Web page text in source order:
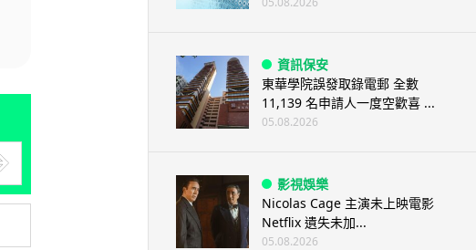
資訊保安
東華學院誤發取錄電郵 全數
11,139 名申請人一度空歡喜 ...
05.08.2026
影視娛樂
Nicolas Cage 主演未上映電影
Netflix 遺失未加...
05.08.2026